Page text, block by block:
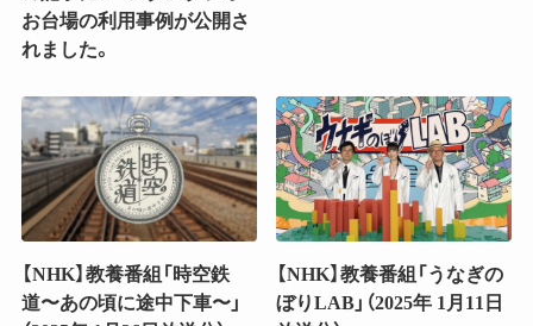
お台場の利用事例が公開さ
れました。
【NHK】教養番組「時空鉄
道〜あの頃に途中下車〜」
【NHK】教養番組「うなぎの
ぼりLAB」（2025年 1月11日